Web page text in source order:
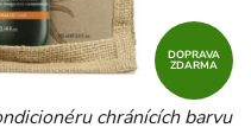
chránících barvu
DOPRAVA
ZDARMA